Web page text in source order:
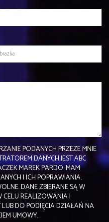
PODANYCH PRZEZE MNIE
DANYCH JEST ABC
MAREK PARDO. MAM
I ICH POPRAWIANIA.
DANE ZBIERANE SĄ W
CELU REALIZOWANIA I
DO PODJĘCIA DZIAŁAŃ NA
UMOWY.